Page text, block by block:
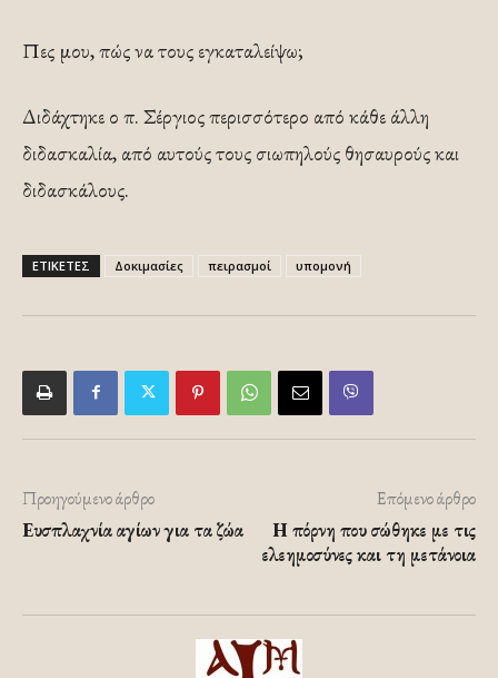
Πες μου, πώς να τους εγκαταλείψω;
Διδάχτηκε ο π. Σέργιος περισσότερο από κάθε άλλη
διδασκαλία, από αυτούς τους σιωπηλούς θησαυρούς και
διδασκάλους.
ΕΤΙΚΕΤΕΣ Δοκιμασίες πειρασμοί υπομονή
Προηγούμενο άρθρο
Ευσπλαχνία αγίων για τα ζώα
Επόμενο άρθρο
Η πόρνη που σώθηκε με τις
ελεημοσύνες και τη μετάνοια